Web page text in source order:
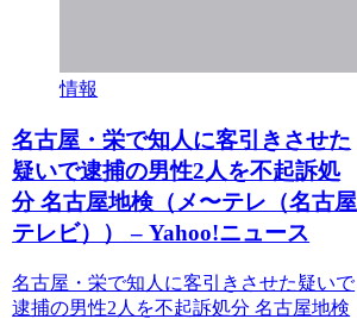
情報
名古屋・栄で知人に客引きさせた
疑いで逮捕の男性2人を不起訴処
分 名古屋地検（メ〜テレ（名古屋
テレビ）） – Yahoo!ニュース
名古屋・栄で知人に客引きさせた疑いで
逮捕の男性2人を不起訴処分 名古屋地検